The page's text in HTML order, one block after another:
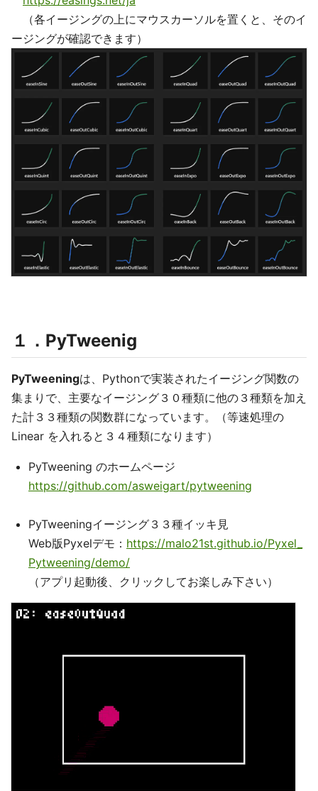
（各イージングの上にマウスカーソルを置くと、そのイ
ージングが確認できます）
１．PyTweenig
PyTweeningは、Pythonで実装されたイージング関数の
集まりで、主要なイージング３０種類に他の３種類を加え
た計３３種類の関数群になっています。（等速処理の
Linear を入れると３４種類になります）
PyTweening のホームページ
https://github.com/asweigart/pytweening
PyTweeningイージング３３種イッキ見
Web版Pyxelデモ： https://malo21st.github.io/Pyxel_
Pytweening/demo/
（アプリ起動後、クリックしてお楽しみ下さい）